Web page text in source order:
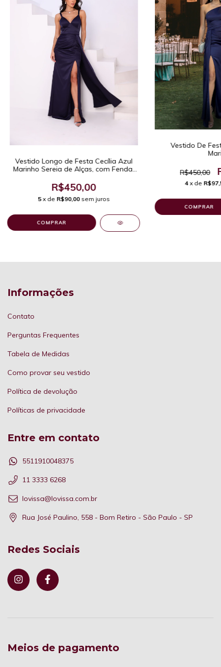
Vestido Longo de Festa Cecília Azul
Marinho Sereia de Alças, com Fenda,
R$450,00
5 x de R$90,00 sem juros
COMPRAR
Vestido De
R$450,00
4 x de
COMPRAR
Informações
Contato
Perguntas Frequentes
Tabela de Medidas
Como provar seu vestido
Política de devolução
Políticas de privacidade
Entre em contato
5511910048375
11 3333 6268
lovissa@lovissa.com.br
Rua José Paulino, 558 - Bom Retiro - São Paulo - SP
Redes Sociais
Meios de pagamento